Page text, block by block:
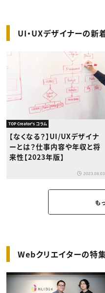
UI・UXデザイナーの新
TOP Creator's コラム
【なくなる？】UI/UXデザイナ
ーとは？仕事内容や年収と将
来性【2023年版】
2023.08.03
Webクリエイターの特